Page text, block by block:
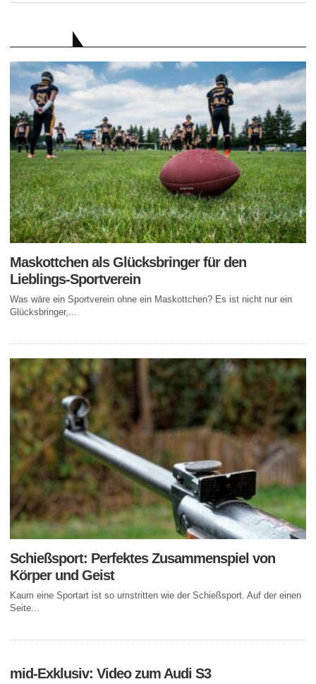
Maskottchen als Glücksbringer für den
Lieblings-Sportverein
Was wäre ein Sportverein ohne ein Maskottchen? Es ist nicht nur ein
Glücksbringer,...
Schießsport: Perfektes Zusammenspiel von
Körper und Geist
Kaum eine Sportart ist so umstritten wie der Schießsport. Auf der einen
Seite...
mid-Exklusiv: Video zum Audi S3